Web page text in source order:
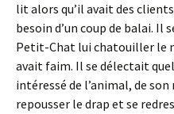
lit alors qu’il avait des
besoin d’un coup de balai.
Petit-Chat lui chatouiller le
avait faim. Il se délectait
intéressé de l’animal, de
repousser le drap et se